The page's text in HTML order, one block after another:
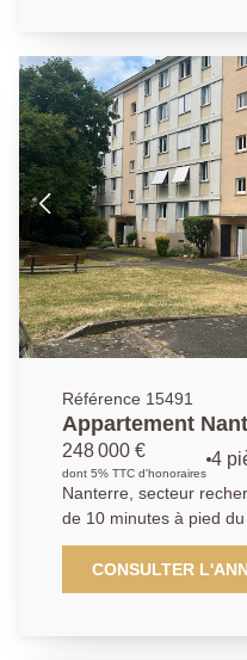
séparé avec 1
Cet appartement est
les commodités. Cave et un stationnement
complètent cette offre. Ses atouts : Métro Ligne 15,
RER Nanterre Ville à
et commerces à 5 min.
01.40.97.07.07 AP/LT.
Référence 15491
Appartement
248 000 €
dont 5% TTC d'honoraires
4
Nanterre, secteur recherché
de 10 minutes à pied
résidence familiale avec
bien entretenue, nous
appartement 3/4 pièces
CONSULTER